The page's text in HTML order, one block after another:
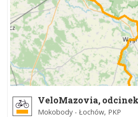
VeloMazovia,
Mokobody - Łochów, PKP